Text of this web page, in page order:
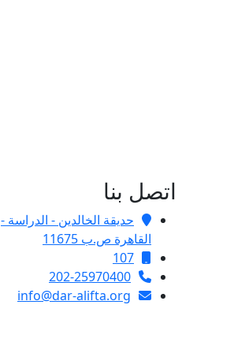
اتصل بنا
حديقة الخالدين - الدراسة -
القاهرة ص.ب 11675
107
202-25970400
info@dar-alifta.org